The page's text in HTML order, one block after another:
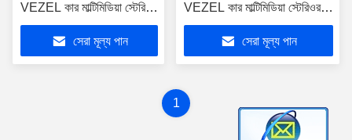
VEZEL কার মাল্টিমিডিয়া স্টেরিওর
জন্য 9"/10.1" স্ক্রীন
সেরা মূল্য পান
VEZEL কার মাল্টিমিডিয়া স্টেরিওর
জন্য 9"/10.1" স্ক্রীন
সেরা মূল্য পান
1